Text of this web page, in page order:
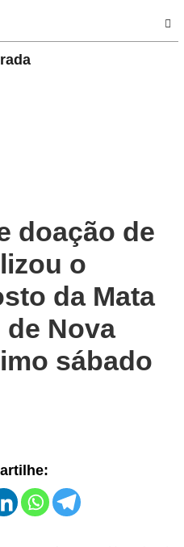
doação de
o
da Mata
Nova
sábado